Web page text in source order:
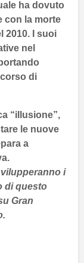
ha dovuto
con la morte
2010. I suoi
nel
di
“illusione”,
le nuove
a
i
di questo
Gran